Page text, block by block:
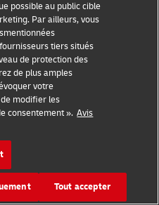
possible au public cible
Par ailleurs, vous
tiers situés
de protection des
de plus amples
votre
modifier les
consentement ». Avis
Tout accepter